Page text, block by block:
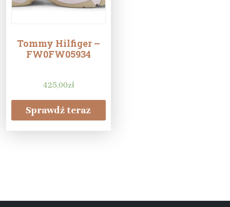
Tommy Hilfiger –
FW0FW05934
425,00zł
Sprawdź teraz